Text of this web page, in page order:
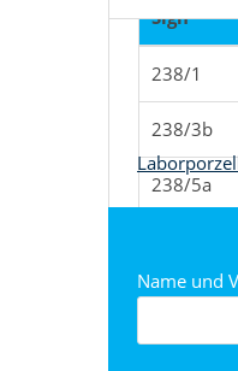
Sign
238/1
238/3b
238/5a
238/10a
Name und